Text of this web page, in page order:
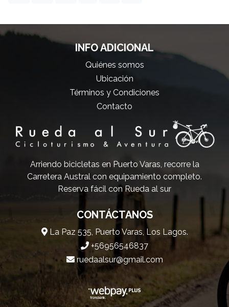
INFO ADICIONAL
Quiénes somos
Ubicación
Términos y Condiciones
Contacto
Arriendo bicicletas en Puerto Varas, recorre la
Carretera Austral con equipamiento completo.
Reserva fácil con Rueda al sur
CONTÁCTANOS
La Paz 535, Puerto Varas, Los Lagos.
+56956546837
ruedaalsur@gmail.com